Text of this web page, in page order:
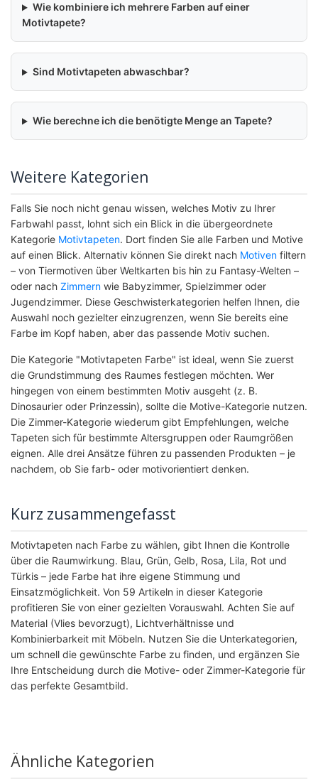
Wie kombiniere ich mehrere Farben auf einer
Motivtapete?
Sind Motivtapeten abwaschbar?
Wie berechne ich die benötigte Menge an Tapete?
Weitere Kategorien
Falls Sie noch nicht genau wissen, welches Motiv zu Ihrer
Farbwahl passt, lohnt sich ein Blick in die übergeordnete
Kategorie Motivtapeten. Dort finden Sie alle Farben und Motive
auf einen Blick. Alternativ können Sie direkt nach Motiven filtern
– von Tiermotiven über Weltkarten bis hin zu Fantasy-Welten –
oder nach Zimmern wie Babyzimmer, Spielzimmer oder
Jugendzimmer. Diese Geschwisterkategorien helfen Ihnen, die
Auswahl noch gezielter einzugrenzen, wenn Sie bereits eine
Farbe im Kopf haben, aber das passende Motiv suchen.
Die Kategorie "Motivtapeten Farbe" ist ideal, wenn Sie zuerst
die Grundstimmung des Raumes festlegen möchten. Wer
hingegen von einem bestimmten Motiv ausgeht (z. B.
Dinosaurier oder Prinzessin), sollte die Motive-Kategorie nutzen.
Die Zimmer-Kategorie wiederum gibt Empfehlungen, welche
Tapeten sich für bestimmte Altersgruppen oder Raumgrößen
eignen. Alle drei Ansätze führen zu passenden Produkten – je
nachdem, ob Sie farb- oder motivorientiert denken.
Kurz zusammengefasst
Motivtapeten nach Farbe zu wählen, gibt Ihnen die Kontrolle
über die Raumwirkung. Blau, Grün, Gelb, Rosa, Lila, Rot und
Türkis – jede Farbe hat ihre eigene Stimmung und
Einsatzmöglichkeit. Von 59 Artikeln in dieser Kategorie
profitieren Sie von einer gezielten Vorauswahl. Achten Sie auf
Material (Vlies bevorzugt), Lichtverhältnisse und
Kombinierbarkeit mit Möbeln. Nutzen Sie die Unterkategorien,
um schnell die gewünschte Farbe zu finden, und ergänzen Sie
Ihre Entscheidung durch die Motive- oder Zimmer-Kategorie für
das perfekte Gesamtbild.
Ähnliche Kategorien